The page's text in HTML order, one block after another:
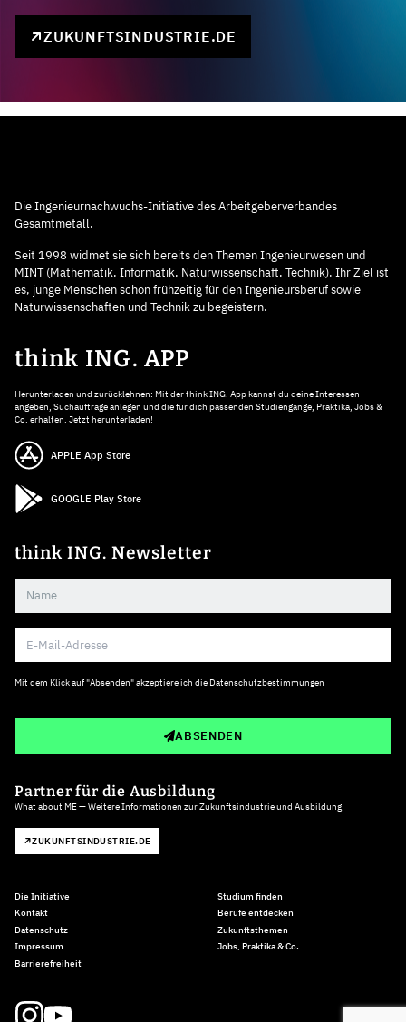
ZUKUNFTSINDUSTRIE.DE
Die Ingenieurnachwuchs-Initiative des Arbeitgeberverbandes
Gesamtmetall.
Seit 1998 widmet sie sich bereits den Themen Ingenieurwesen und
MINT (Mathematik, Informatik, Naturwissenschaft, Technik). Ihr Ziel ist
es, junge Menschen schon frühzeitig für den Ingenieursberuf sowie
Naturwissenschaften und Technik zu begeistern.
think ING. APP
Herunterladen und zurücklehnen: Mit der think ING. App kannst du deine Interessen
angeben, Suchaufträge anlegen und die für dich passenden Studiengänge, Praktika, Jobs &
Co. erhalten. Jetzt herunterladen!
APPLE App Store
GOOGLE Play Store
think ING. Newsletter
Mit dem Klick auf "Absenden" akzeptiere ich die Datenschutzbestimmungen
ABSENDEN
Partner für die Ausbildung
What about ME — Weitere Informationen zur Zukunftsindustrie und Ausbildung
ZUKUNFTSINDUSTRIE.DE
Die Initiative
Kontakt
Datenschutz
Impressum
Barrierefreiheit
Studium finden
Berufe entdecken
Zukunftsthemen
Jobs, Praktika & Co.